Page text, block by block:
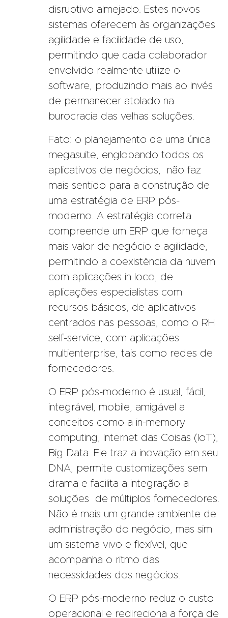
disruptivo almejado. Estes novos
sistemas oferecem às organizações
agilidade e facilidade de uso,
permitindo que cada colaborador
envolvido realmente utilize o
software, produzindo mais ao invés
de permanecer atolado na
burocracia das velhas soluções.
Fato: o planejamento de uma única
megasuite, englobando todos os
aplicativos de negócios, não faz
mais sentido para a construção de
uma estratégia de ERP pós-
moderno. A estratégia correta
compreende um ERP que forneça
mais valor de negócio e agilidade,
permitindo a coexistência da nuvem
com aplicações in loco, de
aplicações especialistas com
recursos básicos, de aplicativos
centrados nas pessoas, como o RH
self-service, com aplicações
multienterprise, tais como redes de
fornecedores.
O ERP pós-moderno é usual, fácil,
integrável, mobile, amigável a
conceitos como a in-memory
computing, Internet das Coisas (IoT),
Big Data. Ele traz a inovação em seu
DNA, permite customizações sem
drama e facilita a integração a
soluções de múltiplos fornecedores.
Não é mais um grande ambiente de
administração do negócio, mas sim
um sistema vivo e flexível, que
acompanha o ritmo das
necessidades dos negócios.
O ERP pós-moderno reduz o custo
operacional e redireciona a força de